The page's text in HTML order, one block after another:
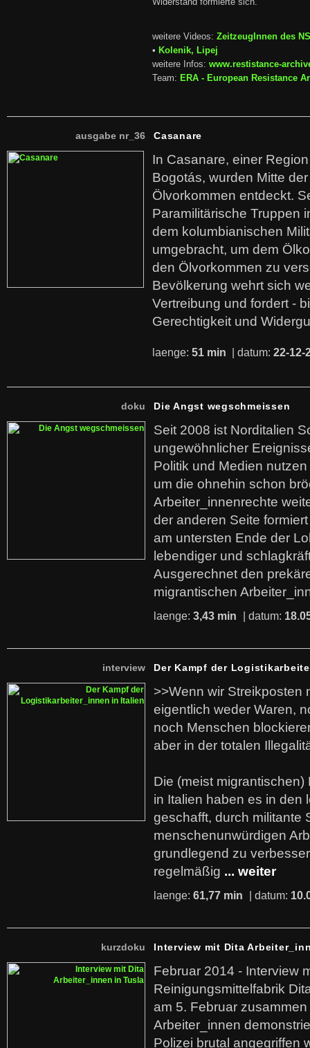
Widerstand formierte sich.
weitere Videos: ZeitzeugInnen des
• Kolenik, Lipej
weitere Infos: www.restistance-
Team: ERA - European Resistance
ausgabe nr_36 Casanare
In Casanare, einer
Bogotás, wurden Mitte
Ölvorkommen entdeckt.
Paramilitärische Truppen
dem kolumbianischen
umgebracht, um dem
den Ölvorkommen zu
Bevölkerung wehrt sich
Vertreibung und fordert -
Gerechtigkeit und
laenge: 51 min | datum: 22-12-
doku Die Angst wegschmeissen
Seit 2008 ist Norditalien
ungewöhnlicher
Politik und Medien
um die ohnehin schon
Arbeiter_innenrechte
der anderen Seite
am untersten Ende der
lebendiger und
Ausgerechnet den
migrantischen
laenge: 3,43 min | datum:
interview Der Kampf der
>>Wenn wir Streikposten
eigentlich weder Waren,
noch Menschen
aber in der totalen
Die (meist
in Italien haben es in den
geschafft, durch militante
menschenunwürdigen
grundlegend zu
regelmäßig ... weiter
laenge: 61,77 min | datum:
kurzdoku Interview mit Dita
Februar 2014 - Interview
Reinigungsmittelfabrik
am 5. Februar
Arbeiter_innen
Polizei brutal angegriffen